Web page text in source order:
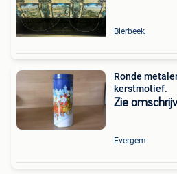
Bierbeek
Ronde
kerstmotief.
Zie
Evergem